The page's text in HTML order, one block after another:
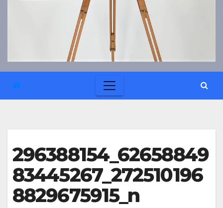
296388154_62658849
83445267_272510196
8829675915_n